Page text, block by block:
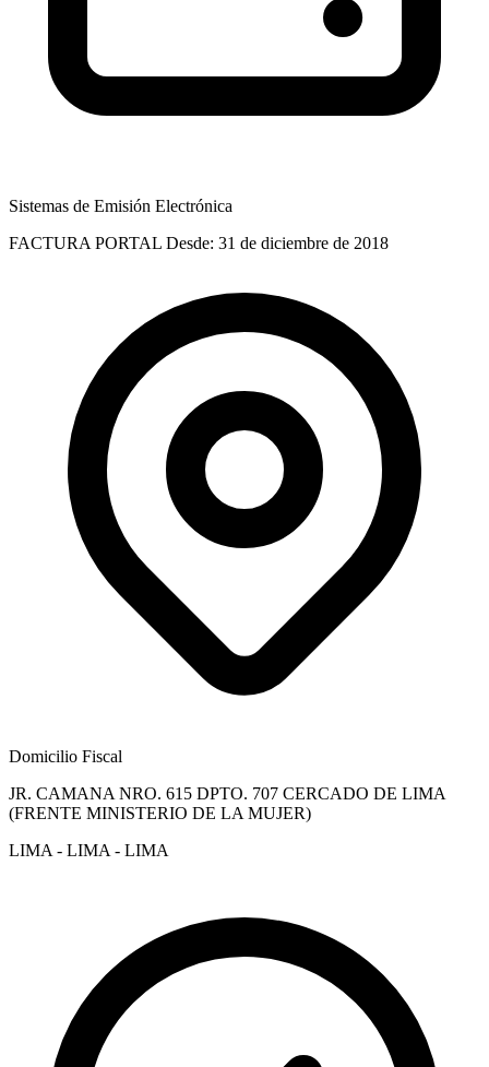
Sistemas de Emisión Electrónica
FACTURA PORTAL Desde: 31 de diciembre de 2018
Domicilio Fiscal
JR. CAMANA NRO. 615 DPTO. 707 CERCADO DE LIMA
(FRENTE MINISTERIO DE LA MUJER)
LIMA - LIMA - LIMA